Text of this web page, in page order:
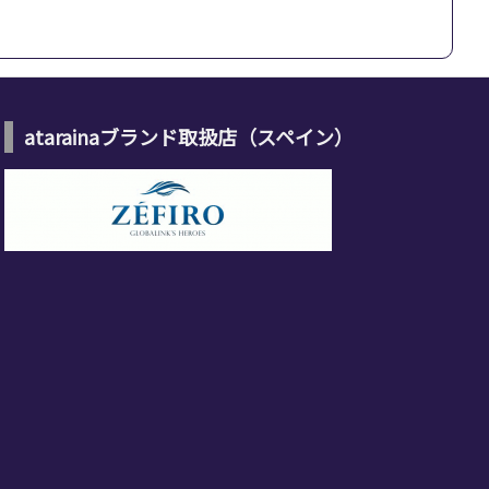
atarainaブランド取扱店（スペイン）